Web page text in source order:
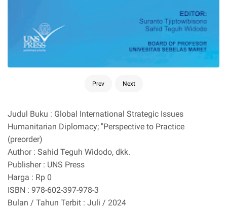
Prev Next
Judul Buku : Global International Strategic Issues
Humanitarian Diplomacy; "Perspective to Practice
(preorder)
Author : Sahid Teguh Widodo, dkk.
Publisher : UNS Press
Harga : Rp 0
ISBN : 978-602-397-978-3
Bulan / Tahun Terbit : Juli / 2024